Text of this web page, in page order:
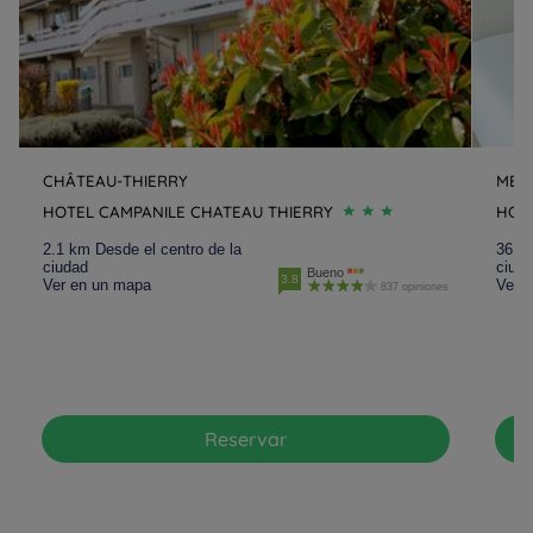
CHÂTEAU-THIERRY
HOTEL CAMPANILE CHATEAU THIERRY
2.1 km Desde el centro de la
ciudad
Ver en un mapa
3.8 Bueno
837 opiniones
Reservar
36.8
Ver